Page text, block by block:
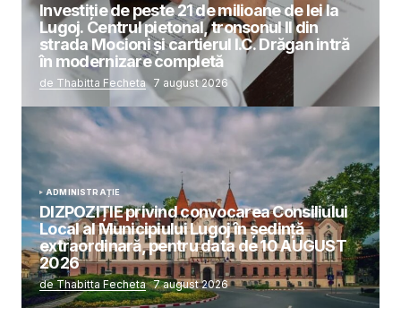
Investiție de peste 21 de milioane de lei la
Lugoj. Centrul pietonal, tronsonul II din
strada Mocioni și cartierul I.C. Drăgan intră
în modernizare completă
de Thabitta Fecheta 7 august 2026
ADMINISTRAȚIE
DIZPOZIȚIE privind convocarea Consiliului
Local al Municipiului Lugoj în şedinţă
extraordinară, pentru data de 10 AUGUST
2026
de Thabitta Fecheta 7 august 2026